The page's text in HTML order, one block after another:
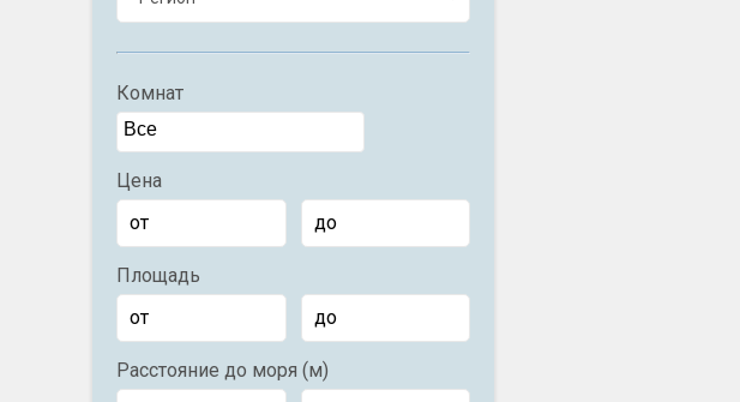
Комнат
Цена
Площадь
Расстояние до моря (м)